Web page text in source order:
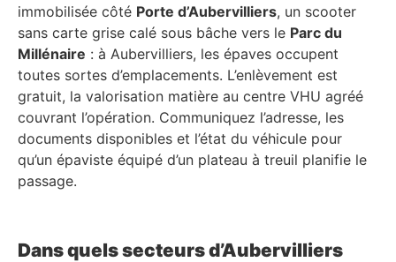
immobilisée côté Porte d’Aubervilliers, un scooter
sans carte grise calé sous bâche vers le Parc du
Millénaire : à Aubervilliers, les épaves occupent
toutes sortes d’emplacements. L’enlèvement est
gratuit, la valorisation matière au centre VHU agréé
couvrant l’opération. Communiquez l’adresse, les
documents disponibles et l’état du véhicule pour
qu’un épaviste équipé d’un plateau à treuil planifie le
passage.
Dans quels secteurs d’Aubervilliers